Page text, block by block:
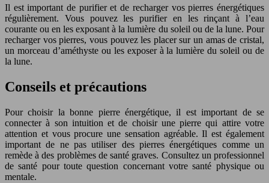
Il est important de purifier et de recharger vos pierres énergétiques
régulièrement. Vous pouvez les purifier en les rinçant à l’eau
courante ou en les exposant à la lumière du soleil ou de la lune. Pour
recharger vos pierres, vous pouvez les placer sur un amas de cristal,
un morceau d’améthyste ou les exposer à la lumière du soleil ou de
la lune.
Conseils et précautions
Pour choisir la bonne pierre énergétique, il est important de se
connecter à son intuition et de choisir une pierre qui attire votre
attention et vous procure une sensation agréable. Il est également
important de ne pas utiliser des pierres énergétiques comme un
remède à des problèmes de santé graves. Consultez un professionnel
de santé pour toute question concernant votre santé physique ou
mentale.